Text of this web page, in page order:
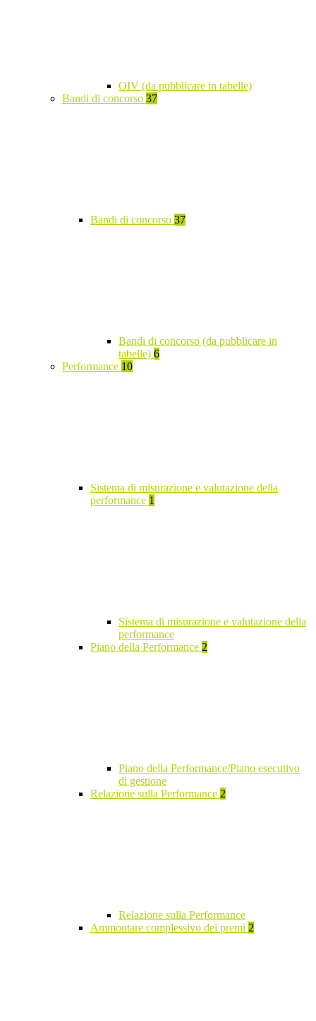
OIV (da pubblicare in tabelle)
Bandi di concorso 37
Bandi di concorso 37
Bandi di concorso (da pubblicare in
tabelle) 6
Performance 10
Sistema di misurazione e valutazione della
performance 1
Sistema di misurazione e valutazione della
performance
Piano della Performance 2
Piano della Performance/Piano esecutivo
di gestione
Relazione sulla Performance 2
Relazione sulla Performance
Ammontare complessivo dei premi 2